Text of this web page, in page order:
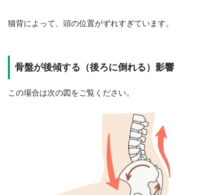
猫背によって、頭の位置がずれすぎています。
骨盤が後傾する（後ろに倒れる）影響
この場合は次の図をご覧ください。